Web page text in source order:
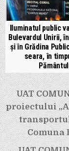
Iluminatul public
Bulevardul Unirii,
și în Grădina
seara, în
Navigare
în
articole
UAT
proiectului
Comuna